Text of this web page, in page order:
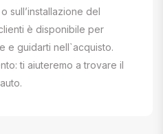
sull’installazione del
è disponibile per
e guidarti nell`acquisto.
ti aiuteremo a trovare il